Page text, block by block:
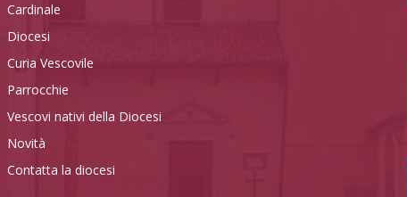
Cardinale
Diocesi
Curia Vescovile
Parrocchie
Vescovi nativi della Diocesi
Novità
Contatta la diocesi